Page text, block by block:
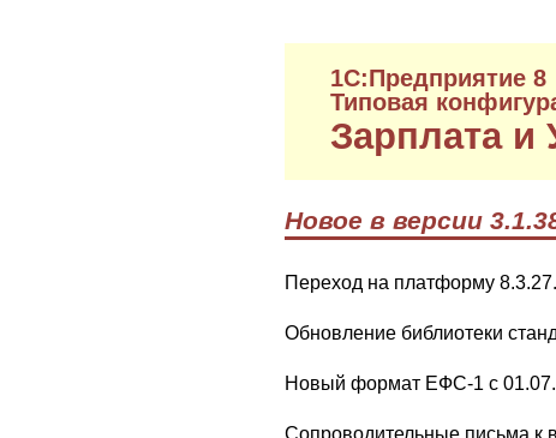
1C:Предприятие 8
Типовая
Зарплата и
Новое в версии
Переход на платформу 8.3.27.
Обновление библиотеки
Новый формат ЕФС-1 с
Сопроводительные письма к